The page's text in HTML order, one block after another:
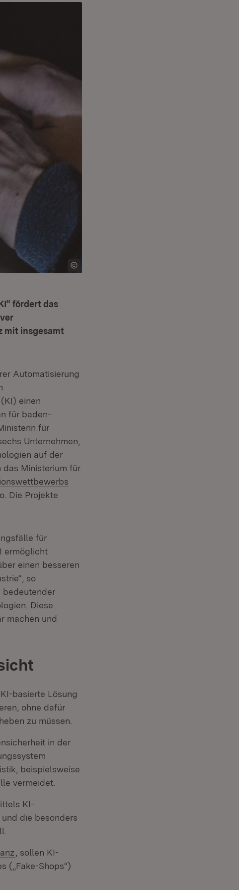
fördert das
mit insgesamt
Fenster)
Automatisierung
einen
für baden-
für
Unternehmen,
auf der
Ministerium für
Die Projekte
für
ermöglicht
einen besseren
so
bedeutender
Diese
machen und
Fenster)
KI-basierte Lösung
ohne dafür
zu müssen.
Fenster)
in der
beispielsweise
vermeidet.
KI-
die besonders
(Öffnet in neuem Fenster)
, sollen KI-
(„Fake-Shops“)